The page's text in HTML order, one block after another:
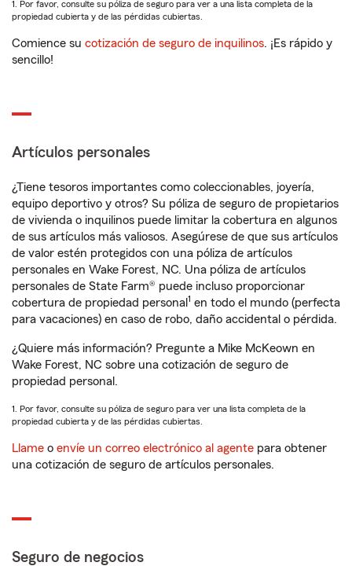
1. Por favor, consulte su póliza de seguro para ver a una lista completa de la
propiedad cubierta y de las pérdidas cubiertas.
Comience su cotización de seguro de inquilinos. ¡Es rápido y
sencillo!
Artículos personales
¿Tiene tesoros importantes como coleccionables, joyería,
equipo deportivo y otros? Su póliza de seguro de propietarios
de vivienda o inquilinos puede limitar la cobertura en algunos
de sus artículos más valiosos. Asegúrese de que sus artículos
de valor estén protegidos con una póliza de artículos
personales en Wake Forest, NC. Una póliza de artículos
personales de State Farm® puede incluso proporcionar
cobertura de propiedad personal 1 en todo el mundo (perfecta
para vacaciones) en caso de robo, daño accidental o pérdida.
¿Quiere más información? Pregunte a Mike McKeown en
Wake Forest, NC sobre una cotización de seguro de
propiedad personal.
1. Por favor, consulte su póliza de seguro para ver una lista completa de la
propiedad cubierta y de las pérdidas cubiertas.
Llame o envíe un correo electrónico al agente para obtener
una cotización de seguro de artículos personales.
Seguro de negocios